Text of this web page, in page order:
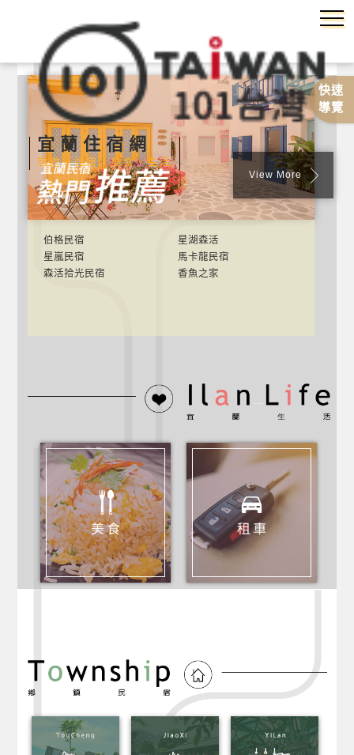
快速
導覽
宜蘭住宿網
旅遊‧住宿‧美食‧生活
View More
伯格民宿
星湖森活
星嵐民宿
馬卡龍民宿
森活拾光民宿
香魚之家